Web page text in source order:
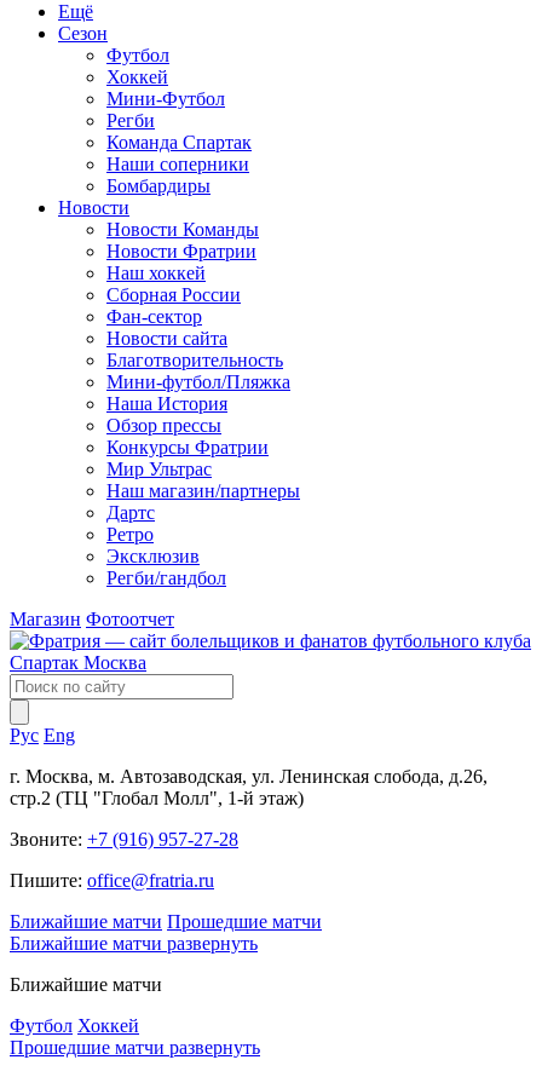
Ещё
Сезон
Футбол
Хоккей
Мини-Футбол
Регби
Команда Спартак
Наши соперники
Бомбардиры
Новости
Новости Команды
Новости Фратрии
Наш хоккей
Сборная России
Фан-cектор
Новости сайта
Благотворительность
Мини-футбол/Пляжка
Наша История
Обзор прессы
Конкурсы Фратрии
Мир Ультрас
Наш магазин/партнеры
Дартс
Ретро
Эксклюзив
Регби/гандбол
Магазин Фотоотчет
Рус Eng
г. Москва, м. Автозаводская, ул. Ленинская слобода, д.26,
стр.2 (ТЦ "Глобал Молл", 1-й этаж)
Звоните: +7 (916) 957-27-28
Пишите: office@fratria.ru
Ближайшие матчи Прошедшие матчи
Ближайшие матчи развернуть
Ближайшие матчи
Футбол Хоккей
Прошедшие матчи развернуть